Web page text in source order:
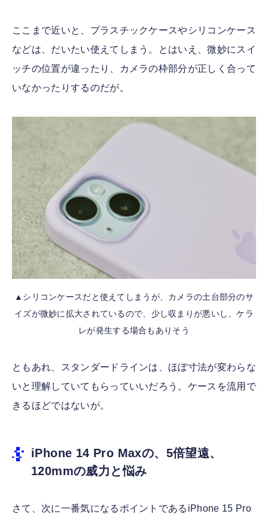
ここまで近いと、プラスチックケースやシリコンケース
などは、だいたい使えてしまう。とはいえ、微妙にスイ
ッチの位置が違ったり、カメラの枠部分が正しく合って
いなかったりするのだが。
▲シリコンケースだと使えてしまうが、カメラの土台部分のサ
イズが微妙に拡大されているので、少し収まりが悪いし、ケラ
レが発生する場合もありそう
ともあれ、スタンダードラインは、ほぼ寸法が変わらな
いと理解していてもらっていいだろう。ケースを流用で
きるほどではないが。
iPhone 14 Pro Maxの、5倍望遠、
120mmの威力と悩み
さて、次に一番気になるポイントであるiPhone 15 Pro